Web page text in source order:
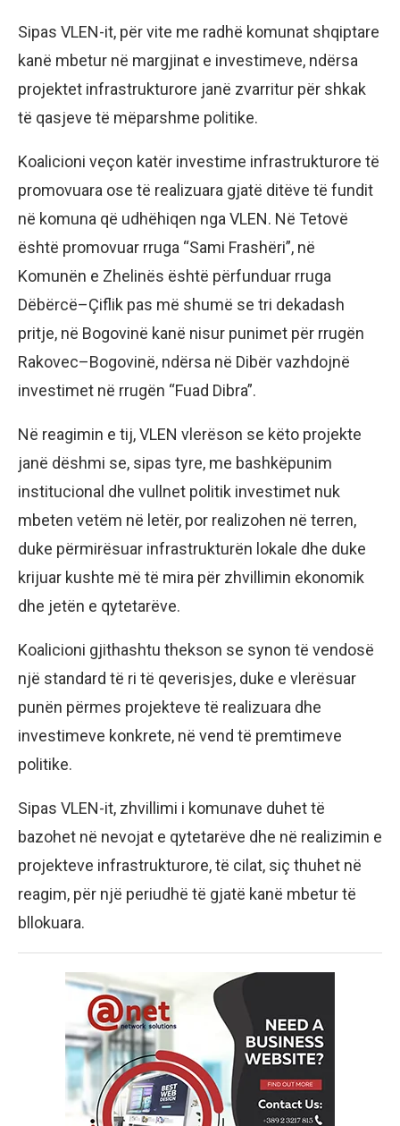
Sipas VLEN-it, për vite me radhë komunat shqiptare
kanë mbetur në margjinat e investimeve, ndërsa
projektet infrastrukturore janë zvarritur për shkak
të qasjeve të mëparshme politike.
Koalicioni veçon katër investime infrastrukturore të
promovuara ose të realizuara gjatë ditëve të fundit
në komuna që udhëhiqen nga VLEN. Në Tetovë
është promovuar rruga “Sami Frashëri”, në
Komunën e Zhelinës është përfunduar rruga
Dëbërcë–Çiflik pas më shumë se tri dekadash
pritje, në Bogovinë kanë nisur punimet për rrugën
Rakovec–Bogovinë, ndërsa në Dibër vazhdojnë
investimet në rrugën “Fuad Dibra”.
Në reagimin e tij, VLEN vlerëson se këto projekte
janë dëshmi se, sipas tyre, me bashkëpunim
institucional dhe vullnet politik investimet nuk
mbeten vetëm në letër, por realizohen në terren,
duke përmirësuar infrastrukturën lokale dhe duke
krijuar kushte më të mira për zhvillimin ekonomik
dhe jetën e qytetarëve.
Koalicioni gjithashtu thekson se synon të vendosë
një standard të ri të qeverisjes, duke e vlerësuar
punën përmes projekteve të realizuara dhe
investimeve konkrete, në vend të premtimeve
politike.
Sipas VLEN-it, zhvillimi i komunave duhet të
bazohet në nevojat e qytetarëve dhe në realizimin e
projekteve infrastrukturore, të cilat, siç thuhet në
reagim, për një periudhë të gjatë kanë mbetur të
bllokuara.